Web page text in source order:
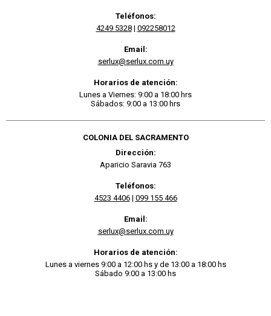
Teléfonos:
4249 5328| 092258012
Email:
serlux@serlux.com.uy
Horarios de atención:
Lunes a Viernes: 9:00 a 18:00 hrs
Sábados: 9:00 a 13:00 hrs
COLONIA DEL SACRAMENTO
Dirección:
Aparicio Saravia 763
Teléfonos:
4523 4406| 099 155 466
Email:
serlux@serlux.com.uy
Horarios de atención:
Lunes a viernes 9:00 a 12:00 hs y de 13:00 a 18:00 hs
Sábado 9:00 a 13:00 hs